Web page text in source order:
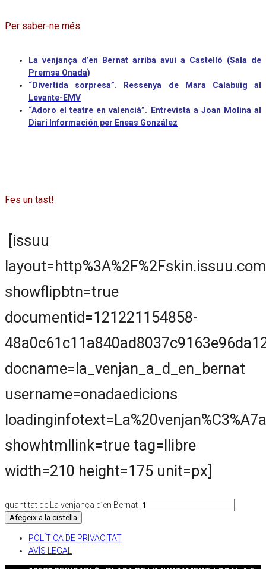
Per saber-ne més
La venjança d’en Bernat arriba avui a Castelló (Sala de
Premsa Onada)
“Divertida sorpresa”. Ressenya de Mara Calabuig al
Levante-EMV
“Adoro el teatre en valencià”. Entrevista a Joan Molina al
Diari Información per Eneas González
Fes un tast!
[issuu
showflipbtn=true
documentid=121221154858-
docname=la_venjan_a_d_en_bernat
username=onadaedicions
showhtmllink=true tag=llibre
width=210 height=175 unit=px]
quantitat de La venjança d’en Bernat
Afegeix a la cistella
POLÍTICA DE PRIVACITAT
AVÍS LEGAL